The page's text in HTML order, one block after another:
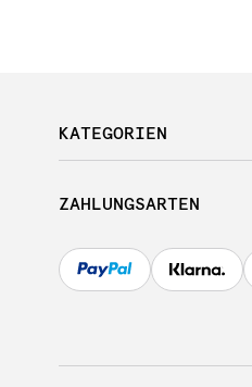
KATEGORIEN
ZAHLUNGSARTEN